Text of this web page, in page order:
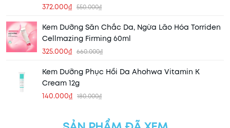
372.000₫ 550.000₫
Kem Dưỡng Săn Chắc Da, Ngừa Lão Hóa Torriden
Cellmazing Firming 60ml
325.000₫ 660.000₫
Kem Dưỡng Phục Hồi Da Ahohwa Vitamin K
Cream 12g
140.000₫ 180.000₫